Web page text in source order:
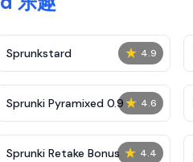
★ 4.9
Sprunkstard
★ 4.6
Sprunki Pyramixed 0.9
★ 4.4
Sprunki Retake Bonus